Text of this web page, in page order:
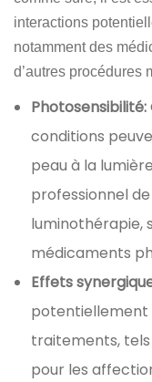
interactions
notamment des
d’autres procédures
Photosensibilité:
conditions
peau à la
professionnel
luminothérapie,
médicaments
Effets
potentiellement
traitements,
pour les